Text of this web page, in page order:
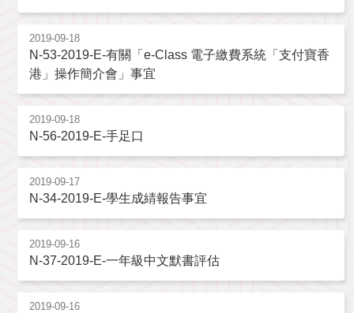
2019-09-18
N-53-2019-E-有關「e-Class 電子繳費系統「支付寶香
港」操作簡介會」事宜
2019-09-18
N-56-2019-E-手足口
2019-09-17
N-34-2019-E-學生成綪報告事宜
2019-09-16
N-37-2019-E-一年級中文默書評估
2019-09-16